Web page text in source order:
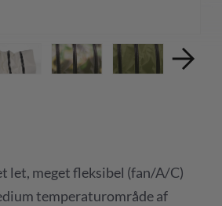
let, meget fleksibel (fan/A/C)
temperaturområde af